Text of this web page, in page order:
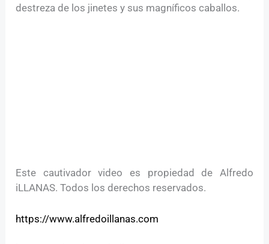
destreza de los jinetes y sus magníficos caballos.
Este cautivador video es propiedad de Alfredo
iLLANAS. Todos los derechos reservados.
https://www.alfredoillanas.com